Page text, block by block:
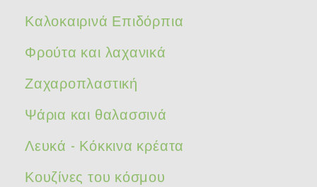
Καλοκαιρινά Επιδόρπια
Φρούτα και λαχανικά
Ζαχαροπλαστική
Ψάρια και θαλασσινά
Λευκά - Κόκκινα κρέατα
Κουζίνες του κόσμου